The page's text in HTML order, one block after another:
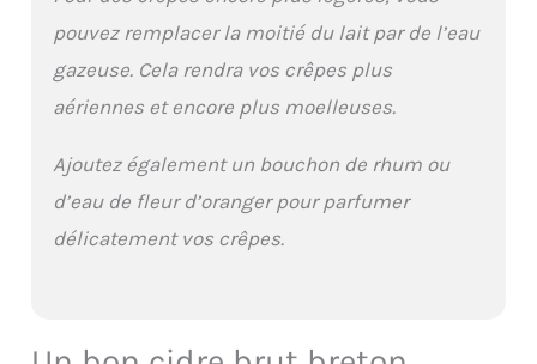
pouvez remplacer la moitié du lait par de l’eau
gazeuse. Cela rendra vos crêpes plus
aériennes et encore plus moelleuses.
Ajoutez également un bouchon de rhum ou
d’eau de fleur d’oranger pour parfumer
délicatement vos crêpes.